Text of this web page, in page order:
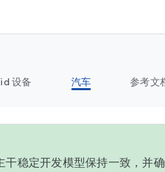
设备 汽车 参考文
稳定开发模型保持一致，并